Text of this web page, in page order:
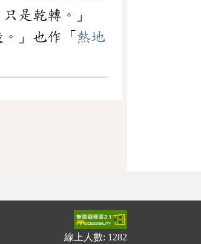
是乾轉。」
。」也作「 熱地
線上人數: 1282